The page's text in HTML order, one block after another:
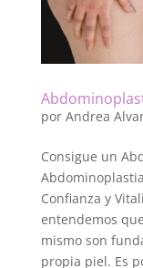
por Andrea
Consigue un
Confianza y
entendemos
mismo son
propia piel. Es